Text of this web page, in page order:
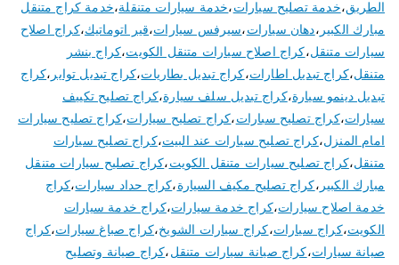
الطريق،خدمة تصليح سيارات،خدمة سيارات متنقلة،خدمة كراج متنقل
مبارك الكبير ،دهان سيارات،سيرفس سيارات،قير اتوماتيك،كراج اصلاح
سيارات متنقل،كراج اصلاح سيارات متنقل الكويت،كراج بنشر
متنقل،كراج تبديل اطارات،كراج تبديل بطاريات،كراج تبديل تواير ،كراج
تبديل دينمو سيارة،كراج تبديل سلف سيارة،كراج تصليح تكييف
سيارات،كراج تصليح سبارات،كراج تصليح سيارات،كراج تصليح سيارات
امام المنزل،كراج تصليح سيارات عند البيت،كراج تصليح سيارات
متنقل،كراج تصليح سيارات متنقل الكويت،كراج تصليح سيارات متنقل
مبارك الكبير ،كراج تصليح مكيف السيارة،كراج حداد سيارات،كراج
خدمة اصلاح سيارات،كراج خدمة سيارات،كراج خدمة سيارات
الكويت،كراج سيارات،كراج سيارات الشويخ،كراج صباغ سيارات،كراج
صيانة سيارات،كراج صيانة سيارات متنقل،كراج صيانة وتصليح